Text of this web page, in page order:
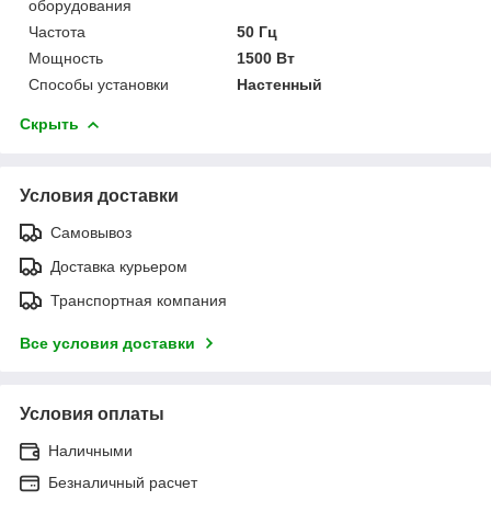
оборудования
Частота
50 Гц
Мощность
1500 Вт
Способы установки
Настенный
Скрыть
Условия доставки
Самовывоз
Доставка курьером
Транспортная компания
Все условия доставки
Условия оплаты
Наличными
Безналичный расчет